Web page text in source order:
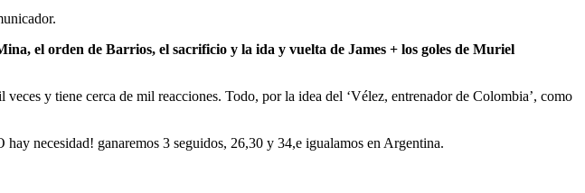
el orden de Barrios, el sacrificio y la ida y vuelta de James + los goles de Muriel
y tiene cerca de mil reacciones. Todo, por la idea del ‘Vélez, entrenador de Colombia’, como
necesidad! ganaremos 3 seguidos, 26,30 y 34,e igualamos en Argentina.